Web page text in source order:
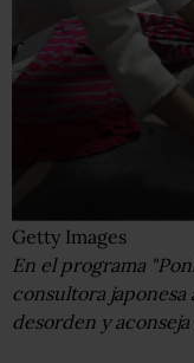
Getty Images
En el programa
consultora japonesa
desorden y